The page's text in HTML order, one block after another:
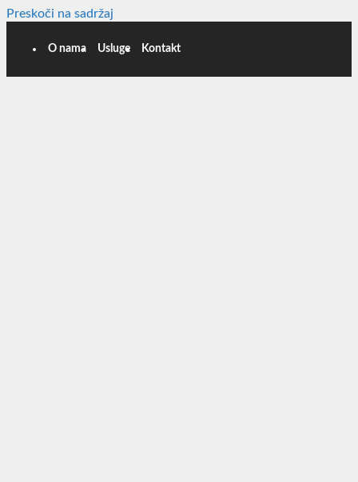
Preskoči na sadržaj
O nama Usluge Kontakt